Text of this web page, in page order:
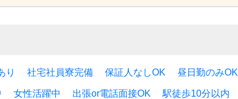
り 社宅社員寮完備 保証人なしOK 昼日勤のみOK
女性活躍中 出張or電話面接OK 駅徒歩10分以内